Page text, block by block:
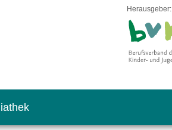
Herausgeber: